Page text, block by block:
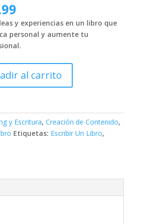
precio
actual
es:
$ 3.99.
y experiencias en un libro que
personal y aumente tu
al carrito
y Escritura,Creación de Contenido,
Etiquetas: Escribir Un Libro,